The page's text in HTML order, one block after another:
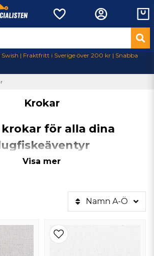
| Fraktfritt i Sverige över 200 kr | Snabba
Krokar
krokar för alla dina
urval avfiske krokar
är perfekta för de mest
för alla fiskemetoder
krokar till flugbindning
skapa effektiva flugor. Vi erbjuder allt från
Visa mer
Namn A-Ö